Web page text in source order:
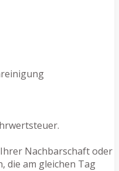
Nachbarschaft oder
die am gleichen Tag